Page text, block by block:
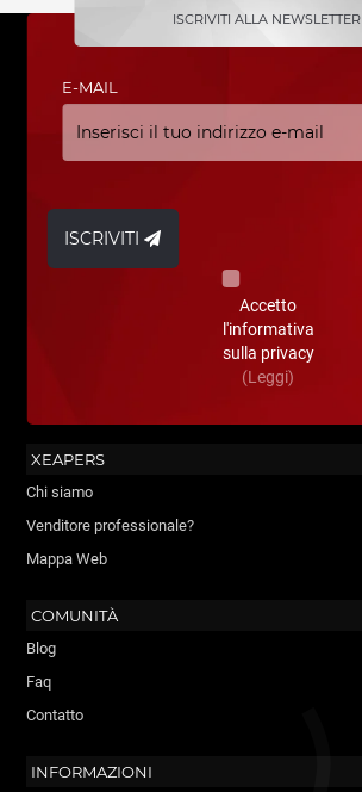
ISCRIVITI ALLA NEWSLETTER
E-MAIL
ISCRIVITI
Accetto
l'informativa
sulla privacy
(Leggi)
XEAPERS
Chi siamo
Venditore professionale?
Mappa Web
COMUNITÀ
Blog
Faq
Contatto
INFORMAZIONI